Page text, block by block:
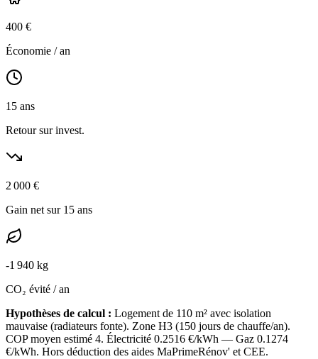
400 €
Économie / an
15 ans
Retour sur invest.
2 000 €
Gain net sur 15 ans
-1 940 kg
CO₂ évité / an
Hypothèses de calcul : Logement de 110 m² avec isolation
mauvaise (radiateurs fonte). Zone H3 (150 jours de chauffe/an).
COP moyen estimé 4. Électricité 0.2516 €/kWh — Gaz 0.1274
€/kWh. Hors déduction des aides MaPrimeRénov' et CEE.